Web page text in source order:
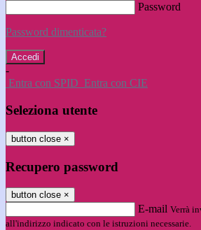
Password
Password dimenticata?
-
Entra con SPID Entra con CIE
Seleziona utente
button close ×
Recupero password
button close ×
E-mail Verrà
all'indirizzo indicato con le istruzioni necessarie.